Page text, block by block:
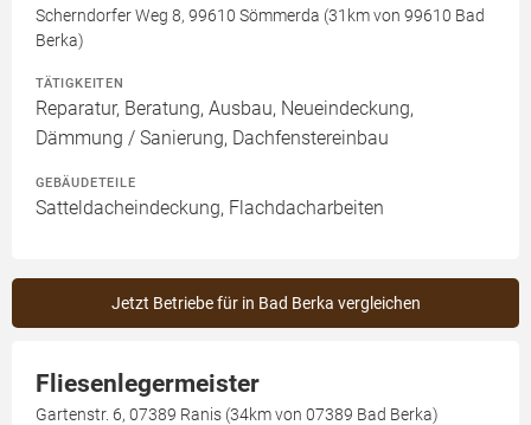
Scherndorfer Weg 8, 99610 Sömmerda (31km von 99610 Bad
Berka)
TÄTIGKEITEN
Reparatur, Beratung, Ausbau, Neueindeckung,
Dämmung / Sanierung, Dachfenstereinbau
GEBÄUDETEILE
Satteldacheindeckung, Flachdacharbeiten
Jetzt Betriebe für in Bad Berka vergleichen
Fliesenlegermeister
Gartenstr. 6, 07389 Ranis (34km von 07389 Bad Berka)